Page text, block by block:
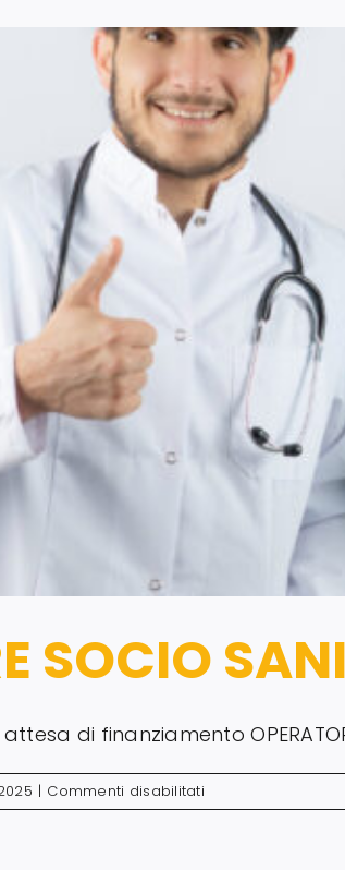
ARTIFICIALE
SOCIO
attesa di finanziamento
| Commenti disabilitatisu
OPERATORE